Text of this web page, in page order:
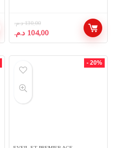
130,00 د.م.
Le
prix
104,00 د.م.
Le
prix
- 20%